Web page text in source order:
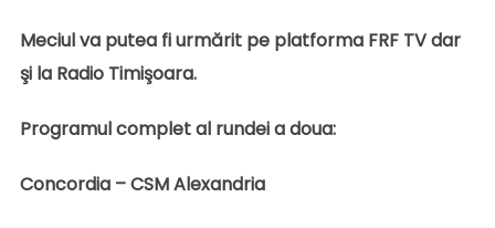
Meciul va putea fi urmărit pe platforma FRF TV dar
şi la Radio Timişoara.
Programul complet al rundei a doua:
Concordia – CSM Alexandria